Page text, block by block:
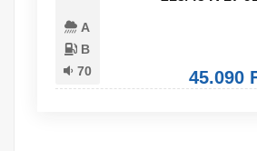
A
B
70
45.090